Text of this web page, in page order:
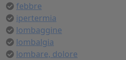
febbre
ipertermia
lombaggine
lombalgia
lombare, dolore